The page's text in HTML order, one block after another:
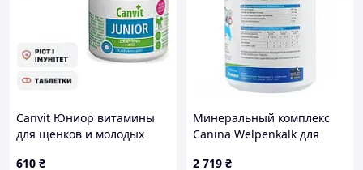
Canvit Юниор витамины
для щенков и молодых
610 ₴
Минеральный комплекс
Canina Welpenkalk для
кг 1000 табл. (120765 AD)
2 719 ₴